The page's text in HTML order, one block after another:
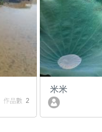
作品數 2
米米